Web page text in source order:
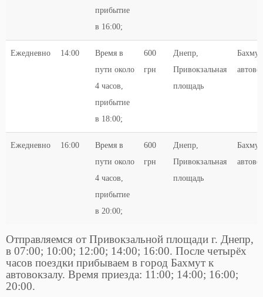
прибытие
в 16:00;
Ежедневно 14:00
Время в
пути около
4 часов,
прибытие
в 18:00;
600
грн
Днепр,
Привокзальная
площадь
Ежедневно 16:00
Время в
пути около
4 часов,
прибытие
в 20:00;
600
грн
Днепр,
Привокзальная
площадь
Отправляемся от Привокзальной площади г. Днепр,
в 07:00; 10:00; 12:00; 14:00; 16:00. После четырёх
часов поездки прибываем в город Бахмут к
автовокзалу. Время приезда: 11:00; 14:00; 16:00;
20:00.